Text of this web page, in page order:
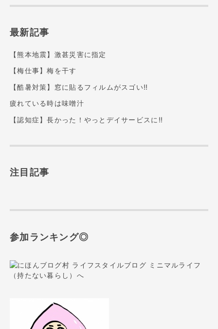
最新記事
【熊本地震】激甚災害に指定
【梅仕事】梅を干す
【酷暑対策】窓に貼るフィルムがスゴい‼️
疲れている時は味噌汁
【認知症】長かった！やっとデイサービスに‼️
注目記事
参加ランキング◎